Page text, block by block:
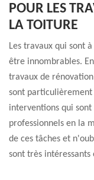
POUR LES
LA TOITURE
Les travaux qui sont
être innombrables.
travaux de
sont particulièrement
interventions qui
professionnels en la
de ces tâches et
sont très intéressants